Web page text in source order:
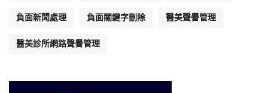
負面新聞處理 負面關鍵字刪除 醫美聲譽管理
醫美診所網路聲譽管理